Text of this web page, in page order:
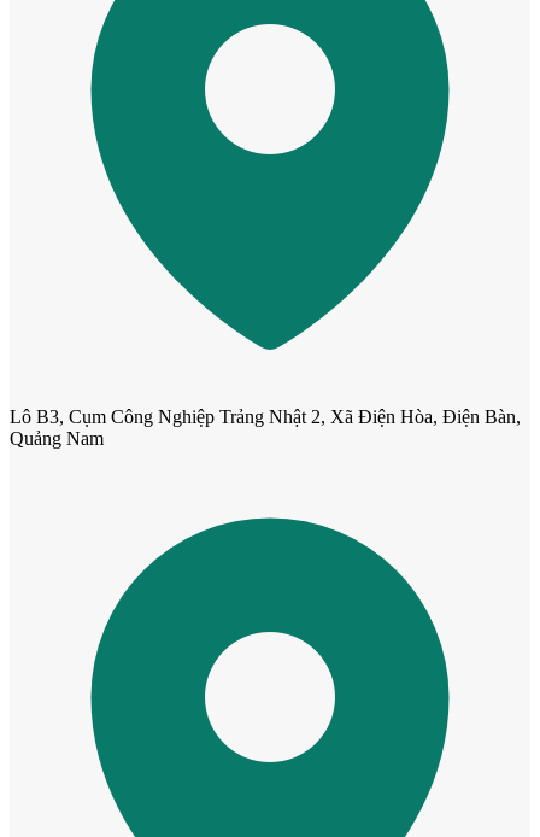
Cửa nhựa Composite Đài Loan
Cửa cho thú cưng
Lô B3, Cụm Công Nghiệp Trảng Nhật 2, Xã Điện Hòa, Điện Bàn,
Quảng Nam